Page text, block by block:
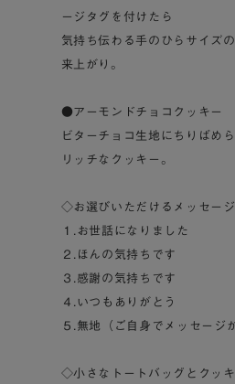
ージタグを付けたら
気持ち伝わる手のひらサイズ
来上がり。
●アーモンドチョコクッキー
ビターチョコ生地にちりばめ
リッチなクッキー。
◇お選びいただけるメッセー
１.お世話になりました
２.ほんの気持ちです
３.感謝の気持ちです
４.いつもありがとう
５.無地（ご自身でメッセージ
◇小さなトートバッグとクッ